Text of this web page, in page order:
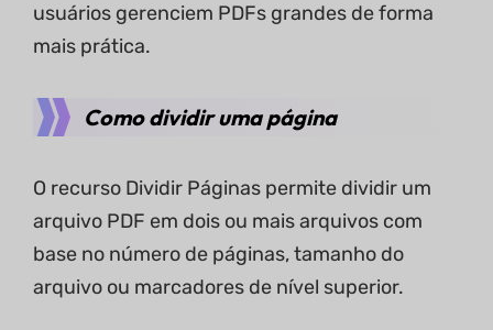
usuários gerenciem PDFs grandes de forma
mais prática.
Como dividir uma página
O recurso Dividir Páginas permite dividir um
arquivo PDF em dois ou mais arquivos com
base no número de páginas, tamanho do
arquivo ou marcadores de nível superior.